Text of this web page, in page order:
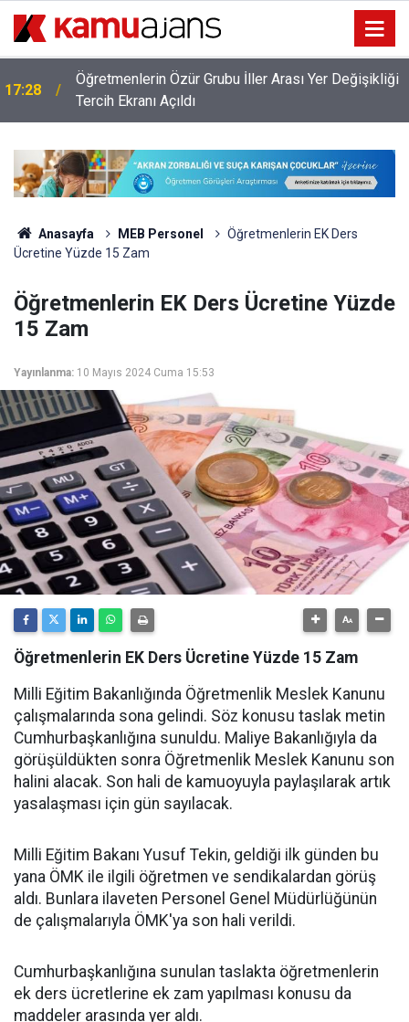
17:28
Öğretmenlerin Özür Grubu İller Arası Yer Değişikliği
Tercih Ekranı Açıldı
Anasayfa MEB Personel
Öğretmenlerin EK Ders
Ücretine Yüzde 15 Zam
Öğretmenlerin EK Ders Ücretine Yüzde
15 Zam
Yayınlanma: 10 Mayıs 2024 Cuma 15:53
Öğretmenlerin EK Ders Ücretine Yüzde 15 Zam
Milli Eğitim Bakanlığında Öğretmenlik Meslek Kanunu
çalışmalarında sona gelindi. Söz konusu taslak metin
Cumhurbaşkanlığına sunuldu. Maliye Bakanlığıyla da
görüşüldükten sonra Öğretmenlik Meslek Kanunu son
halini alacak. Son hali de kamuoyuyla paylaşılarak artık
yasalaşması için gün sayılacak.
Milli Eğitim Bakanı Yusuf Tekin, geldiği ilk günden bu
yana ÖMK ile ilgili öğretmen ve sendikalardan görüş
aldı. Bunlara ilaveten Personel Genel Müdürlüğünün
de çalışmalarıyla ÖMK'ya son hali verildi.
Cumhurbaşkanlığına sunulan taslakta öğretmenlerin
ek ders ücretlerine ek zam yapılması konusu da
maddeler arasında yer aldı.